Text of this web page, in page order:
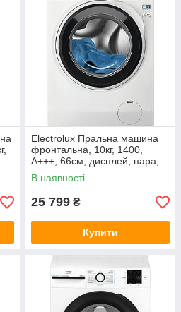
Electrolux Пральна машина
фронтальна, 10кг, 1400,
A+++, 66см, дисплей, пара,
інвертор, universaldose, білий
В наявності
25 799 ₴
Купити